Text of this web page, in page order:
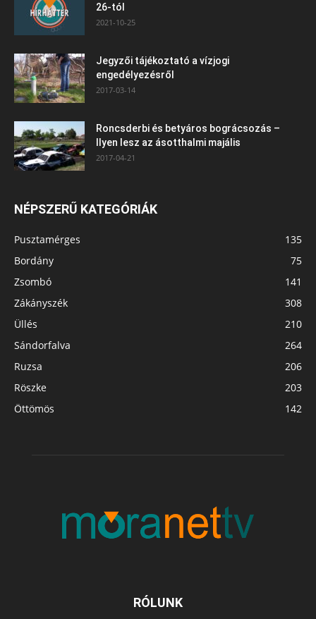
26-tól
2021-10-25
Jegyzői tájékoztató a vízjogi
engedélyezésről
2017-03-14
Roncsderbi és betyáros bográcsozás –
Ilyen lesz az ásotthalmi majális
2017-04-21
NÉPSZERŰ KATEGÓRIÁK
Pusztamérges
135
Bordány
75
Zsombó
141
Zákányszék
308
Üllés
210
Sándorfalva
264
Ruzsa
206
Röszke
203
Öttömös
142
RÓLUNK